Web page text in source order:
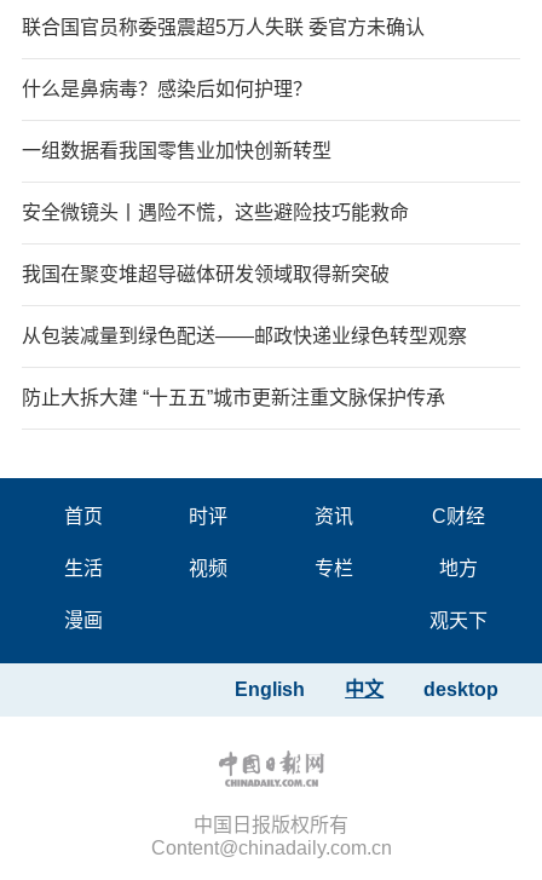
联合国官员称委强震超5万人失联 委官方未确认
什么是鼻病毒？感染后如何护理？
一组数据看我国零售业加快创新转型
安全微镜头丨遇险不慌，这些避险技巧能救命
我国在聚变堆超导磁体研发领域取得新突破
从包装减量到绿色配送——邮政快递业绿色转型观察
防止大拆大建 “十五五”城市更新注重文脉保护传承
首页 时评 资讯 C财经
生活 视频 专栏 地方
漫画 观天下
desktop
中文
English
中国日报版权所有
Content@chinadaily.com.cn